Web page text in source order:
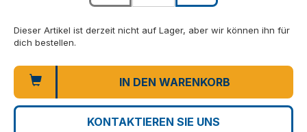
Dieser Artikel ist derzeit nicht auf Lager, aber wir können ihn für
dich bestellen.
IN DEN WARENKORB
KONTAKTIEREN SIE UNS